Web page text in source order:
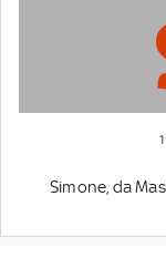
Simone, da